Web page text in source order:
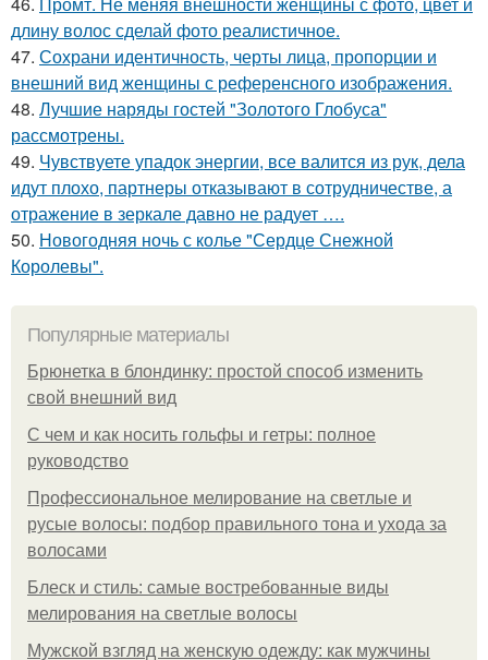
длину волос сделай фото реалистичное.
47. Сохрани идентичность, черты лица, пропорции и
внешний вид женщины с референсного изображения.
48. Лучшие наряды гостей "Золотого Глобуса"
рассмотрены.
49. Чувствуете упадок энергии, все валится из рук, дела
идут плохо, партнеры отказывают в сотрудничестве, а
отражение в зеркале давно не радует ….
50. Новогодняя ночь с колье "Сердце Снежной
Королевы".
Популярные материалы
Брюнетка в блондинку: простой способ изменить
свой внешний вид
С чем и как носить гольфы и гетры: полное
руководство
Профессиональное мелирование на светлые и
русые волосы: подбор правильного тона и ухода за
волосами
Блеск и стиль: самые востребованные виды
мелирования на светлые волосы
Мужской взгляд на женскую одежду: как мужчины